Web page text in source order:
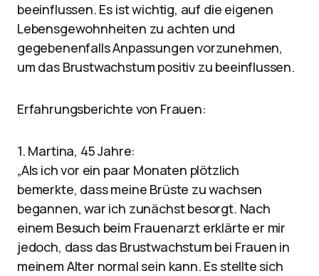
beeinflussen. Es ist wichtig, auf die eigenen
Lebensgewohnheiten zu achten und
gegebenenfalls Anpassungen vorzunehmen,
um das Brustwachstum positiv zu beeinflussen.
Erfahrungsberichte von Frauen:
1. Martina, 45 Jahre:
„Als ich vor ein paar Monaten plötzlich
bemerkte, dass meine Brüste zu wachsen
begannen, war ich zunächst besorgt. Nach
einem Besuch beim Frauenarzt erklärte er mir
jedoch, dass das Brustwachstum bei Frauen in
meinem Alter normal sein kann. Es stellte sich